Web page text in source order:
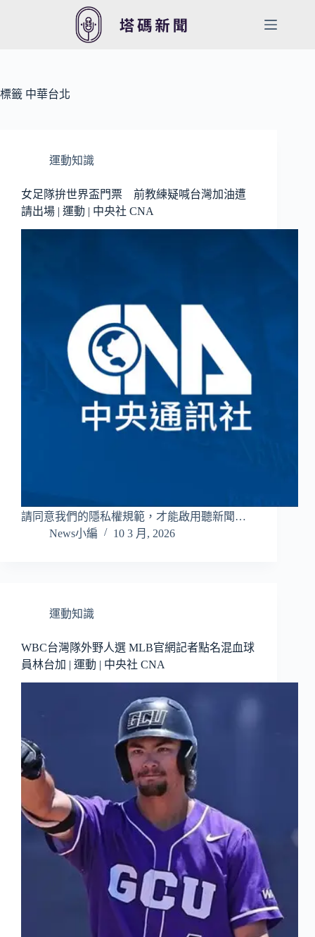
容
標籤 中華台北
運動知識
女足隊拚世界盃門票 前教練疑喊台灣加油遭
請出場 | 運動 | 中央社 CNA
請同意我們的隱私權規範，才能啟用聽新聞…
News小編
10 3 月, 2026
運動知識
WBC台灣隊外野人選 MLB官網記者點名混血球
員林台加 | 運動 | 中央社 CNA